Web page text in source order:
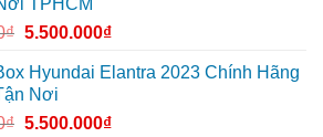
TPHCM
₫ 5.500.000₫
Hyundai Elantra 2023 Chính Hãng
Nơi
₫ 5.500.000₫